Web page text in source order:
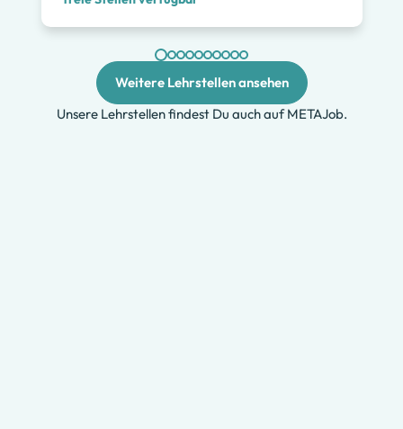
Weitere Lehrstellen ansehen
Unsere Lehrstellen findest Du auch auf METAJob.